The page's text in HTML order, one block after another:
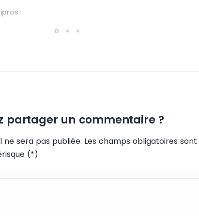
partager un commentaire ?
sera pas publiée. Les champs obligatoires sont
(*)